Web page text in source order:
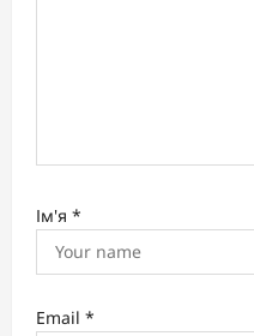
Ім'я *
Email *